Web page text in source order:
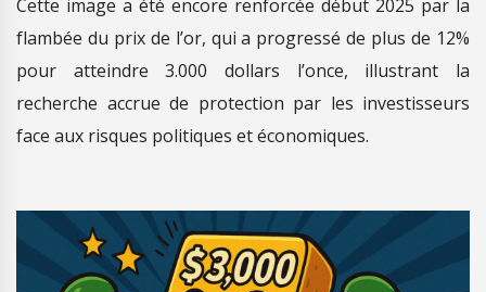
Cette image a été encore renforcée début 2025 par la
flambée du prix de l’or, qui a progressé de plus de 12%
pour atteindre 3.000 dollars l’once, illustrant la
recherche accrue de protection par les investisseurs
face aux risques politiques et économiques.